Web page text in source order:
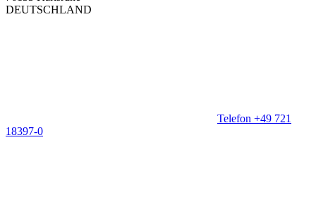
DEUTSCHLAND
Telefon +49 721
18397-0